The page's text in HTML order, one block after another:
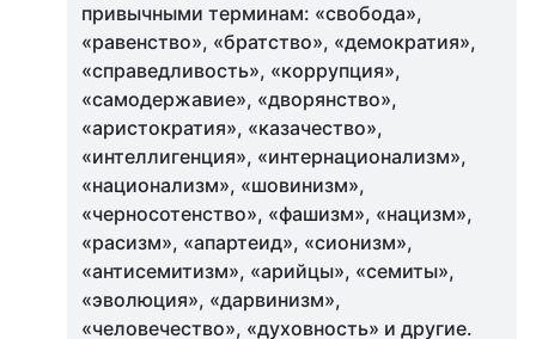
привычными терминам: «свобода»,
«равенство», «братство», «демократия»,
«справедливость», «коррупция»,
«самодержавие», «дворянство»,
«аристократия», «казачество»,
«интеллигенция», «интернационализм»,
«национализм», «шовинизм»,
«черносотенство», «фашизм», «нацизм»,
«расизм», «апартеид», «сионизм»,
«антисемитизм», «арийцы», «семиты»,
«эволюция», «дарвинизм»,
«человечество», «духовность» и другие.